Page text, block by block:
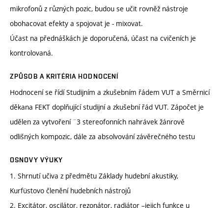
mikrofonů z různých pozic, budou se učit rovněž nástroje
obohacovat efekty a spojovat je - mixovat.
Účast na přednáškách je doporučená, účast na cvičeních je
kontrolovaná.
ZPŮSOB A KRITÉRIA HODNOCENÍ
Hodnocení se řídí Studijním a zkušebním řádem VUT a Směrnicí
děkana FEKT doplňující studijní a zkušební řád VUT. Zápočet je
udělen za vytvoření ¨3 stereofonních nahrávek žánrově
odlišných kompozic, dále za absolvování závěrečného testu
OSNOVY VÝUKY
1. Shrnutí učiva z předmětu Základy hudební akustiky,
Kurfüstovo členění hudebních nástrojů
2. Excitátor, oscilátor, rezonátor, radiátor –jejich funkce u